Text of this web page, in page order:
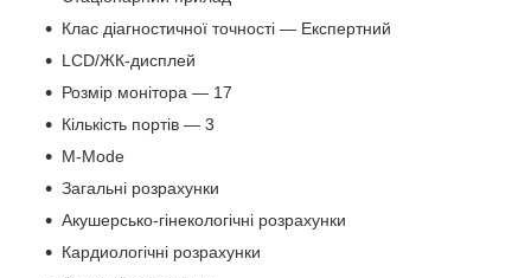
Клас діагностичної точності — Експертний
LCD/ЖК-дисплей
Розмір монітора — 17
Кількість портів — 3
M-Mode
Загальні розрахунки
Акушерсько-гінекологічні розрахунки
Кардиологічні розрахунки